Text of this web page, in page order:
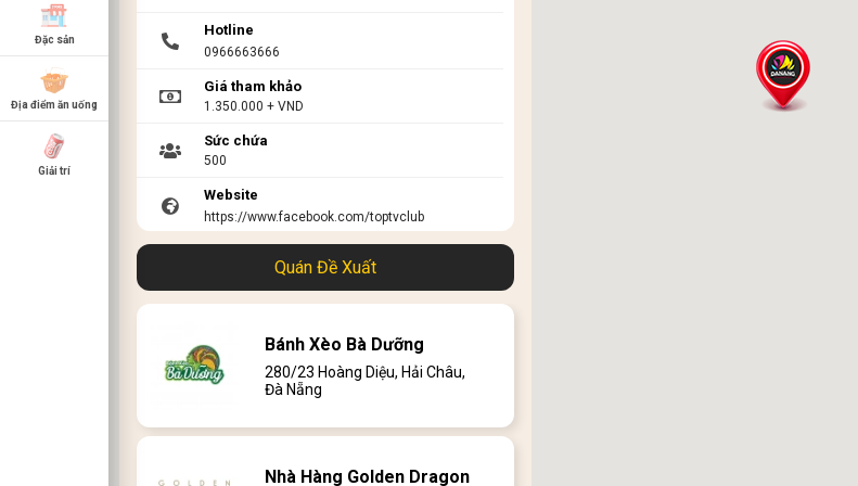
Đặc sản
Địa điểm ăn uống
Giải trí
Hotline
0966663666
Giá tham khảo
1.350.000 + VND
Sức chứa
500
Website
https://www.facebook.com/toptvclub
https://s.net.vn/S6fJQuán Đề Xuất
Bánh Xèo Bà Dưỡng
280/23 Hoàng Diệu, Hải Châu,
Đà Nẵng
Nhà Hàng Golden Dragon